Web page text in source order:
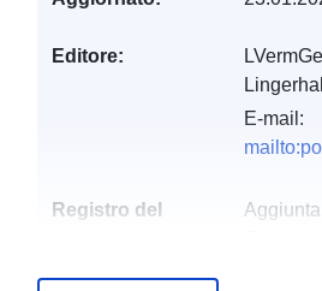
Editore:
E-mail:
Registro del